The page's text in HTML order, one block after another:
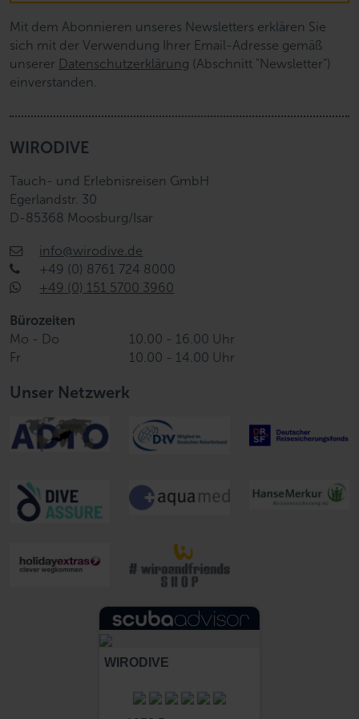
Mit dem Abonnieren unseres Newsletters erklären Sie
sich mit der Verwendung Ihrer Email-Adresse gemäß
unserer Datenschutzerklärung (Abschnitt "Newsletter")
einverstanden.
WIRODIVE
Tauch- und Erlebnisreisen GmbH
Egerlandstr. 30
D-85368 Moosburg/Isar
info@wirodive.de
+49 (0) 8761 724 8000
+49 (0) 151 5700 3960
Bürozeiten
Mo - Do
10.00 - 16.00 Uhr
Fr
10.00 - 14.00 Uhr
Unser Netzwerk
WIRODIVE